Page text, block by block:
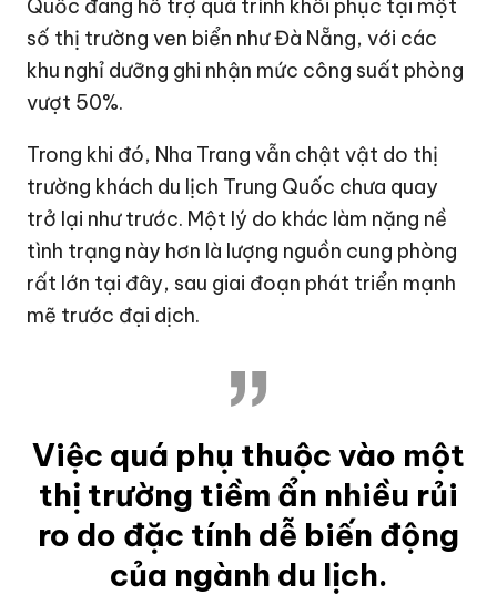
Quốc đang hỗ trợ quá trình khôi phục tại một
số thị trường ven biển như Đà Nẵng, với các
khu nghỉ dưỡng ghi nhận mức công suất phòng
vượt 50%.
Trong khi đó, Nha Trang vẫn chật vật do thị
trường khách du lịch Trung Quốc chưa quay
trở lại như trước. Một lý do khác làm nặng nề
tình trạng này hơn là lượng nguồn cung phòng
rất lớn tại đây, sau giai đoạn phát triển mạnh
mẽ trước đại dịch.
Việc quá phụ thuộc vào một
thị trường tiềm ẩn nhiều rủi
ro do đặc tính dễ biến động
của ngành du lịch.